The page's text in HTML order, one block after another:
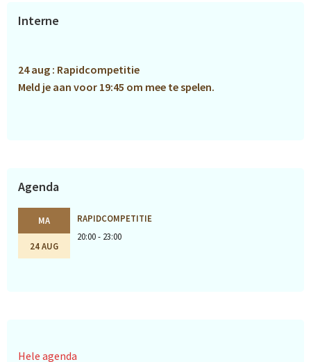
Primaire
Interne
24 aug : Rapidcompetitie
Meld je aan voor 19:45 om mee te spelen.
Agenda
MA
24 AUG
RAPIDCOMPETITIE
20:00 - 23:00
Hele agenda